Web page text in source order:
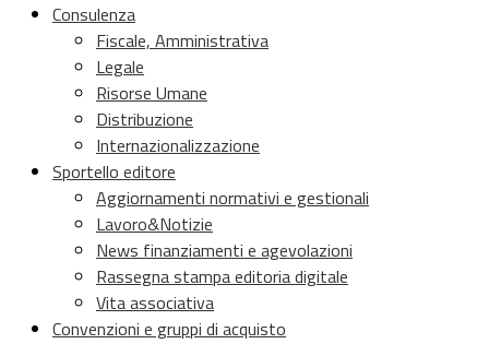
Consulenza
Fiscale, Amministrativa
Legale
Risorse Umane
Distribuzione
Internazionalizzazione
Sportello editore
Aggiornamenti normativi e gestionali
Lavoro&Notizie
News finanziamenti e agevolazioni
Rassegna stampa editoria digitale
Vita associativa
Convenzioni e gruppi di acquisto